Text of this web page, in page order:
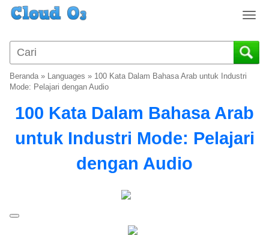
T
g
g
a
v
i
Beranda» Languages » 100 Kata Dalam Bahasa Arab untuk Industri
Mode: Pelajari dengan Audio
100 Kata Dalam Bahasa Arab
untuk Industri Mode: Pelajari
dengan Audio